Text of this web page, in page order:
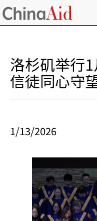
洛杉矶举行
信徒同心守
1/13/2026